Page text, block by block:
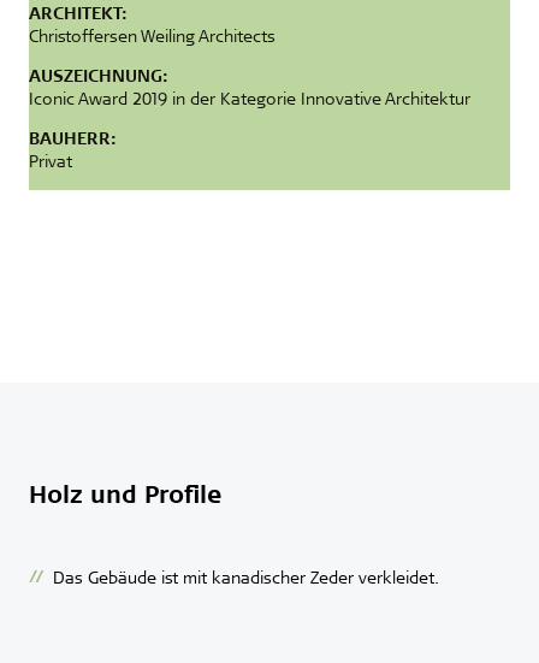
ARCHITEKT:
Christoffersen Weiling Architects
AUSZEICHNUNG:
Iconic Award 2019 in der Kategorie Innovative Architektur
BAUHERR:
Privat
Holz und Profile
Das Gebäude ist mit kanadischer Zeder verkleidet.